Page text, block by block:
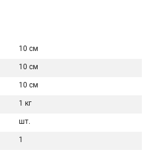
10 см
10 см
10 см
1 кг
шт.
1